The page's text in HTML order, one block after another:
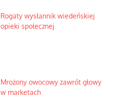
Rogaty wysłannik wiedeńskiej
opieki społecznej
Mrożony owocowy zawrót głowy
w marketach